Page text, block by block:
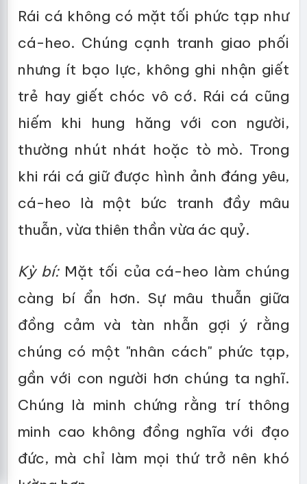
Rái cá không có mặt tối phức tạp như
cá-heo. Chúng cạnh tranh giao phối
nhưng ít bạo lực, không ghi nhận giết
trẻ hay giết chóc vô cớ. Rái cá cũng
hiếm khi hung hăng với con người,
thường nhút nhát hoặc tò mò. Trong
khi rái cá giữ được hình ảnh đáng yêu,
cá-heo là một bức tranh đầy mâu
thuẫn, vừa thiên thần vừa ác quỷ.
Kỳ bí:Mặt tối của cá-heo làm chúng
càng bí ẩn hơn. Sự mâu thuẫn giữa
đồng cảm và tàn nhẫn gợi ý rằng
chúng có một "nhân cách" phức tạp,
gần với con người hơn chúng ta nghĩ.
Chúng là minh chứng rằng trí thông
minh cao không đồng nghĩa với đạo
đức, mà chỉ làm mọi thứ trở nên khó